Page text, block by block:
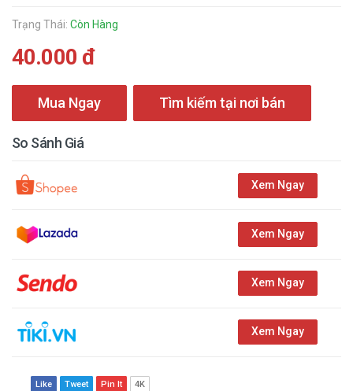
Trạng Thái: Còn Hàng
40.000 đ
Mua Ngay Tìm kiếm tại nơi bán
So Sánh Giá
Xem Ngay
Xem Ngay
Xem Ngay
Xem Ngay
Like Tweet Pin It 4K